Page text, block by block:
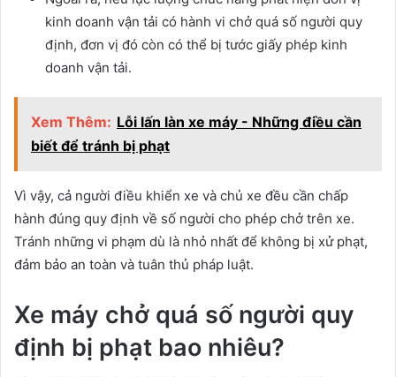
kinh doanh vận tải có hành vi chở quá số người quy
định, đơn vị đó còn có thể bị tước giấy phép kinh
doanh vận tải.
Xem Thêm: Lỗi lấn làn xe máy - Những điều cần
biết để tránh bị phạt
Vì vậy, cả người điều khiển xe và chủ xe đều cần chấp
hành đúng quy định về số người cho phép chở trên xe.
Tránh những vi phạm dù là nhỏ nhất để không bị xử phạt,
đảm bảo an toàn và tuân thủ pháp luật.
Xe máy chở quá số người quy
định bị phạt bao nhiêu?